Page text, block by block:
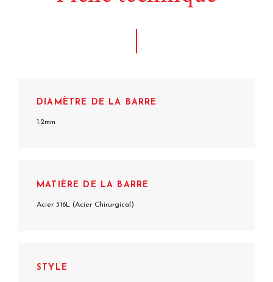
DIAMÈTRE DE LA BARRE
1.2mm
MATIÈRE DE LA BARRE
Acier 316L (Acier Chirurgical)
STYLE